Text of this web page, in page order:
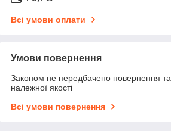
Всі умови оплати
Умови повернення
Законом не передбачено повернення
належної якості
Всі умови повернення